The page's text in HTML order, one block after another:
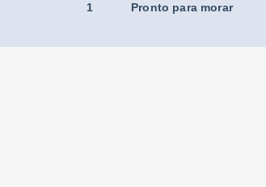
1 Pronto para morar